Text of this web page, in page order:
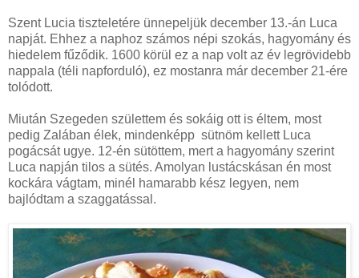
Szent Lucia tiszteletére ünnepeljük december 13.-án Luca
napját. Ehhez a naphoz számos népi szokás, hagyomány és
hiedelem fűződik. 1600 körül ez a nap volt az év legrövidebb
nappala (téli napforduló), ez mostanra már december 21-ére
tolódott.
Miután Szegeden születtem és sokáig ott is éltem, most
pedig Zalában élek, mindenképp sütnöm kellett Luca
pogácsát ugye. 12-én sütöttem, mert a hagyomány szerint
Luca napján tilos a sütés. Amolyan lustácskásan én most
kockára vágtam, minél hamarabb kész legyen, nem
bajlódtam a szaggatással.